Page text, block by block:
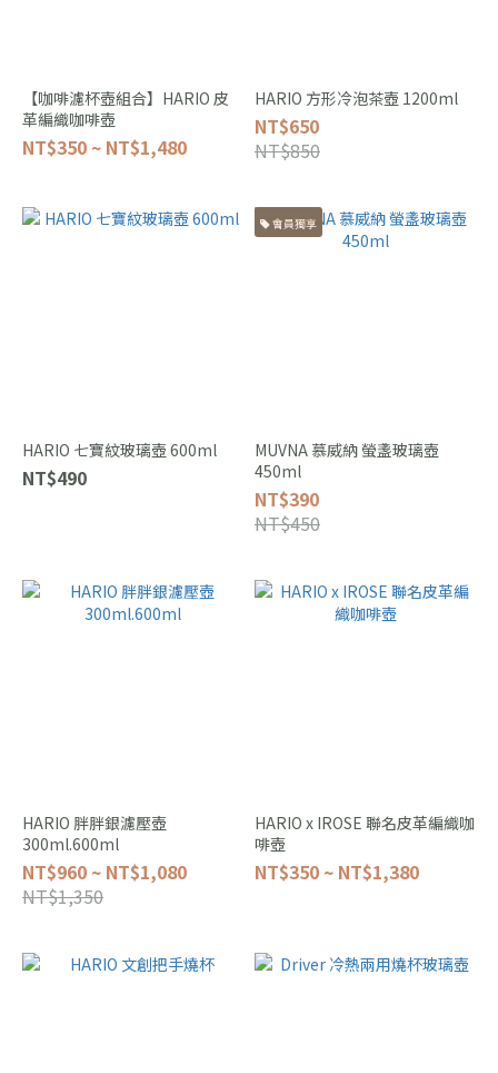
【咖啡濾杯壺組合】HARIO 皮
革編織咖啡壺
NT$350 ~ NT$1,480
HARIO 方形冷泡茶壺 1200ml
NT$650
NT$850
HARIO 七寶紋玻璃壺 600ml
NT$490
會員獨享
MUVNA 慕威納 螢盞玻璃壺
450ml
NT$390
NT$450
HARIO 胖胖銀濾壓壺
300ml.600ml
NT$960 ~ NT$1,080
NT$1,350
HARIO x IROSE 聯名皮革編織咖
啡壺
NT$350 ~ NT$1,380